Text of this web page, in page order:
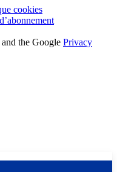
cookies
the Google Privacy